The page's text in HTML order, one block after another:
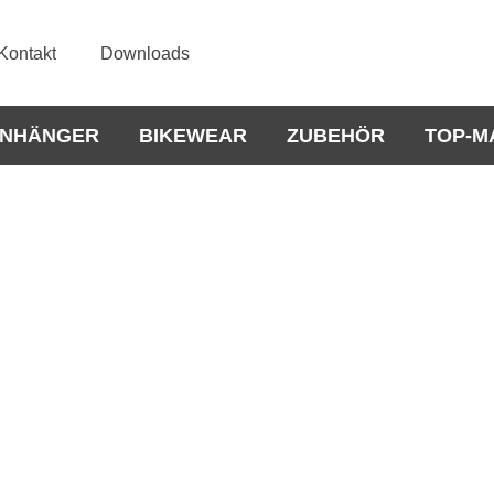
Downloads
BIKEWEAR ZUBEHÖR TOP-